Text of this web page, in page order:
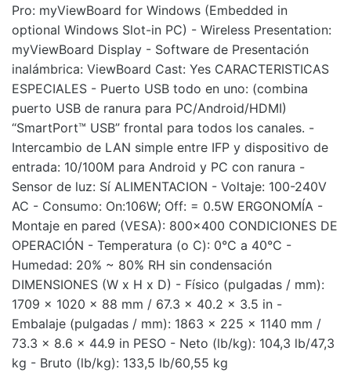
Pro: myViewBoard for Windows (Embedded in
optional Windows Slot-in PC) - Wireless Presentation:
myViewBoard Display - Software de Presentación
inalámbrica: ViewBoard Cast: Yes CARACTERISTICAS
ESPECIALES - Puerto USB todo en uno: (combina
puerto USB de ranura para PC/Android/HDMI)
“SmartPort™ USB” frontal para todos los canales. -
Intercambio de LAN simple entre IFP y dispositivo de
entrada: 10/100M para Android y PC con ranura -
Sensor de luz: Sí ALIMENTACION - Voltaje: 100-240V
AC - Consumo: On:106W; Off: = 0.5W ERGONOMÍA -
Montaje en pared (VESA): 800x400 CONDICIONES DE
OPERACIÓN - Temperatura (o C): 0°C a 40°C -
Humedad: 20% ~ 80% RH sin condensación
DIMENSIONES (W x H x D) - Físico (pulgadas / mm):
1709 x 1020 x 88 mm / 67.3 x 40.2 x 3.5 in -
Embalaje (pulgadas / mm): 1863 x 225 x 1140 mm /
73.3 x 8.6 x 44.9 in PESO - Neto (lb/kg): 104,3 lb/47,3
kg - Bruto (lb/kg): 133,5 lb/60,55 kg